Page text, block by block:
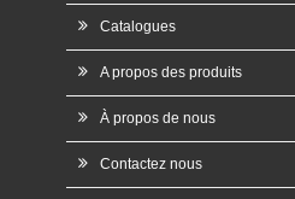
Catalogues
A propos des produits
À propos de nous
Contactez nous